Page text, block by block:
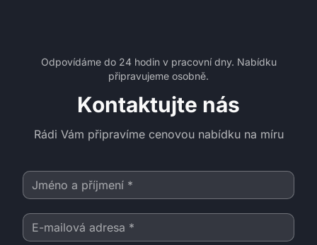
Odpovídáme do 24 hodin v pracovní dny. Nabídku
připravujeme osobně.
Kontaktujte nás
Rádi Vám připravíme cenovou nabídku na míru
Jméno a příjmení
E-mailová adresa